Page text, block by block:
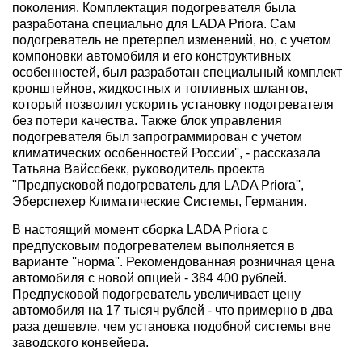
поколения. Комплектация подогревателя была
разработана специально для LADA Priora. Сам
подогреватель не претерпел изменений, но, с учетом
компоновки автомобиля и его конструктивных
особенностей, был разработан специальный комплект
кронштейнов, жидкостных и топливных шлангов,
который позволил ускорить установку подогревателя
без потери качества. Также блок управления
подогревателя был запрограммирован с учетом
климатических особенностей России'', - рассказала
Татьяна Вайссбекк, руководитель проекта
''Предпусковой подогреватель для LADA Priora'',
Эберспехер Климатические Системы, Германия.
В настоящий момент сборка LADA Priora с
предпусковым подогревателем выполняется в
варианте ''норма''. Рекомендованная розничная цена
автомобиля с новой опцией - 384 400 рублей.
Предпусковой подогреватель увеличивает цену
автомобиля на 17 тысяч рублей - что примерно в два
раза дешевле, чем установка подобной системы вне
заводского конвейера.